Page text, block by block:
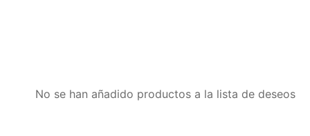
No se han añadido productos a la lista de deseos